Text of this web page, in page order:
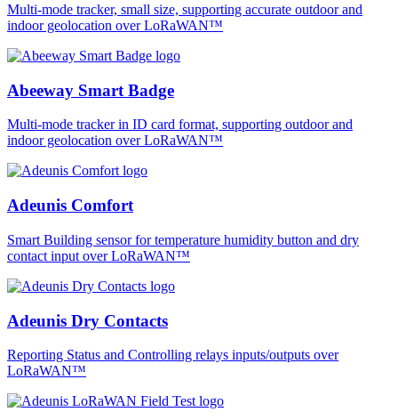
Multi-mode tracker, small size, supporting accurate outdoor and
indoor geolocation over LoRaWAN™
Abeeway Smart Badge
Multi-mode tracker in ID card format, supporting outdoor and
indoor geolocation over LoRaWAN™
Adeunis Comfort
Smart Building sensor for temperature humidity button and dry
contact input over LoRaWAN™
Adeunis Dry Contacts
Reporting Status and Controlling relays inputs/outputs over
LoRaWAN™